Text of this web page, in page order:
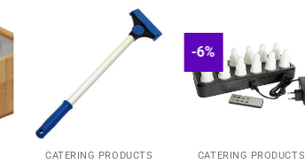
CATERING PRODUCTS
-6%
CATERING PRODUCTS